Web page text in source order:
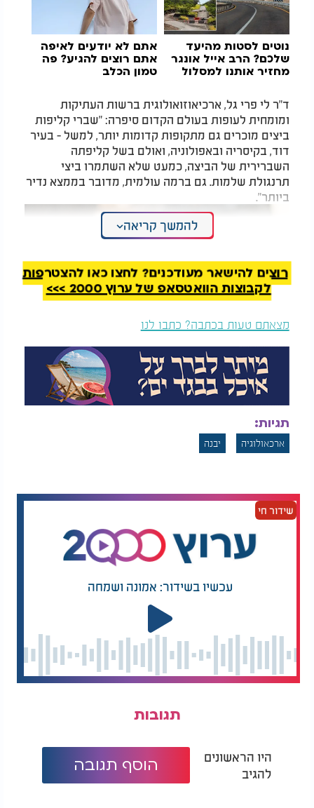
נוטים לסטות מהיעד
שלכם? הרב אייל אונגר
מחזיר אותנו למסלול
אתם לא יודעים לאיפה
אתם רוצים להגיע? פה
טמון הכלב
ד"ר לי פרי גל, ארכיאוזואולוגית ברשות העתיקות
ומומחית לעופות בעולם הקדום סיפרה: "שברי קליפות
ביצים מוכרים גם מתקופות קדומות יותר, למשל - בעיר
דוד, בקיסריה ובאפולוניה, ואולם בשל קליפתה
השברירית של הביצה, כמעט שלא השתמרו ביצי
תרנגולת שלמות. גם ברמה עולמית, מדובר בממצא נדיר
ביותר".
עוד היא סיפרה כי "בארכיאולוגיה אנחנו מוצאים, לעיתים
נדירות, ביצי יען קדומות שלמות, אשר משתמרות בשל
קליפתן העבה יותר".
למרות הזהירות שננקטה במהלך הוצאת הביצה מהבור,
נסדקה. במעבדה האורגנית של רשות העתיקות ביצע
המשמר אילן נאור רפאות בביצה, וזו הוחזרה לשלמותה.
להמשך קריאה
רוצים להישאר מעודכנים? לחצו כאן להצטרפות
לקבוצות הוואטסאפ של ערוץ 2000 >>>
מצאתם טעות בכתבה? כתבו לנו
תגיות:
ארכאולוגיה יבנה
שידור חי
עכשיו בשידור: אמונה ושמחה
תגובות
היו הראשונים
להגיב
הוסף תגובה